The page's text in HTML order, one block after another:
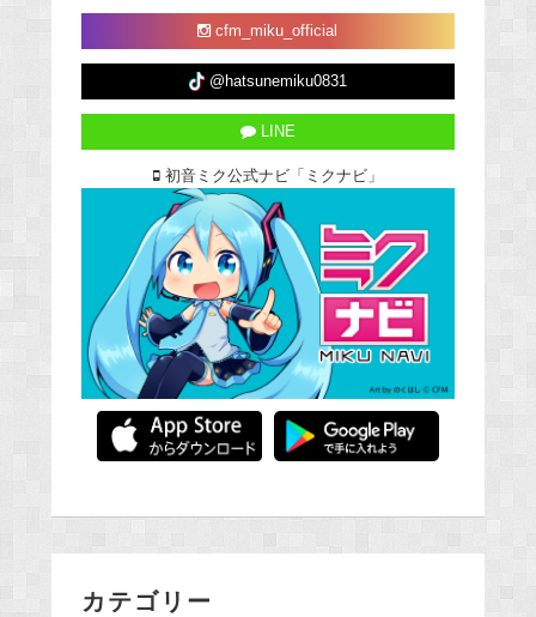
cfm_miku_official
@hatsunemiku0831
LINE
初音ミク公式ナビ「ミクナビ」
カテゴリー